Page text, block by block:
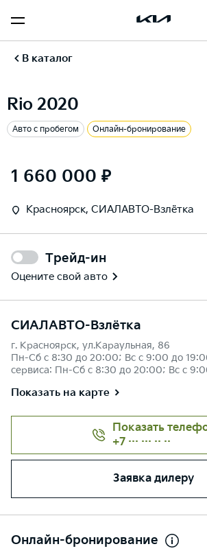
В каталог
Rio 2020
Авто с пробегом
Онлайн-бронирование
1 660 000 ₽
Красноярск, СИАЛАВТО-Взлётка
Трейд-ин
Оцените свой авто
СИАЛАВТО-Взлётка
г. Красноярск, ул.Караульная, 86
Пн-Сб с 8:30 до 20:00; Вс с 9:00 до
сервиса: Пн-Сб с 8:30 до 20:00; Вс с
Показать на карте
Показать
+7 ··· ··· ·· ··
Заявка дилеру
Онлайн-бронирование